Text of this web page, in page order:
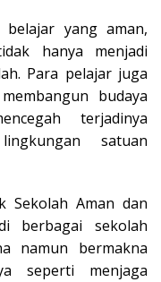
belajar yang aman,
hanya menjadi
Para pelajar juga
budaya
terjadinya
satuan
Sekolah Aman dan
berbagai sekolah
namun bermakna
seperti menjaga